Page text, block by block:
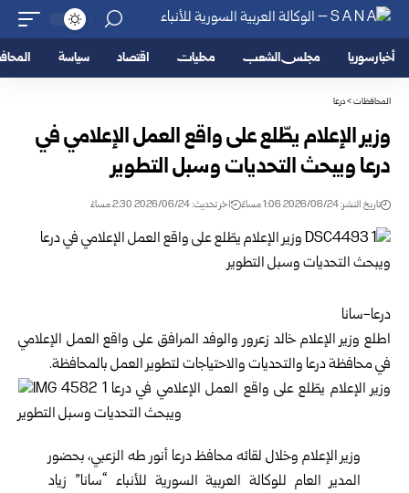
أخبار سوريا مجلس الشعب محليات اقتصاد سياسة
المحافظات>درعا
وزير الإعلام يطّلع على واقع العمل الإعلامي في
درعا ويبحث التحديات وسبل التطوير
تاريخ النشر: 2026/06/24 1:06 مساءً اخر تحديث: 2026/06/24 2:30 مساءً
درعا-سانا
اطلع وزير الإعلامخالد زعرور والوفد المرافق على واقع العمل الإعلامي
في محافظةدرعا والتحديات والاحتياجات لتطوير العمل بالمحافظة.
وزير الإعلام وخلال لقائه محافظ درعا أنور طه الزعبي، بحضور
المدير العام للوكالة العربية السورية للأنباء “سانا” زياد